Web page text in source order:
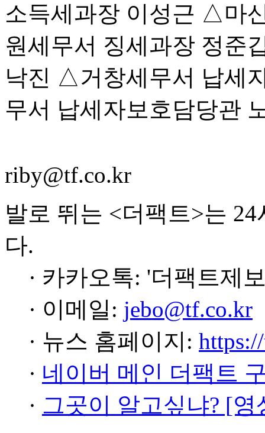
소득세과장 이성근 △마
원세무서 징세과장 정준
낙진 △거창세무서 납세
무서 납세자보호담당관
riby@tf.co.kr
발로 뛰는 <더팩트>는
다.
· 카카오톡: '더팩트제
· 이메일: jebo@tf.co.kr
· 뉴스 홈페이지:
· 네이버 메인 더팩트
· 그곳이 알고싶냐? [